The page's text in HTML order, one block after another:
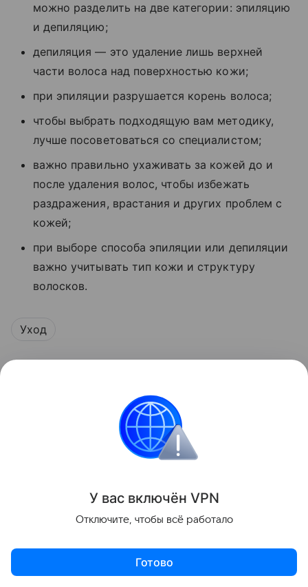
можно разделить на две категории: эпиляцию
и депиляцию;
депиляция — это удаление лишь верхней
части волоса над поверхностью кожи;
при эпиляции разрушается корень волоса;
чтобы выбрать подходящую вам методику,
лучше посоветоваться со специалистом;
важно правильно ухаживать за кожей до и
после удаления волос, чтобы избежать
раздражения, врастания и других проблем с
кожей;
при выборе способа эпиляции или депиляции
важно учитывать тип кожи и структуру
волосков.
Уход
У вас включён VPN
Отключите, чтобы всё работало
Готово